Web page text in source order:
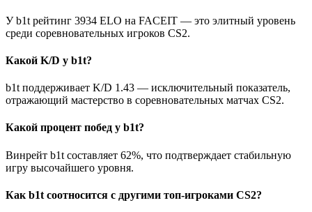
У b1t рейтинг 3934 ELO на FACEIT — это элитный уровень
среди соревновательных игроков CS2.
Какой K/D у b1t?
b1t поддерживает K/D 1.43 — исключительный показатель,
отражающий мастерство в соревновательных матчах CS2.
Какой процент побед у b1t?
Винрейт b1t составляет 62%, что подтверждает стабильную
игру высочайшего уровня.
Как b1t соотносится с другими топ-игроками CS2?